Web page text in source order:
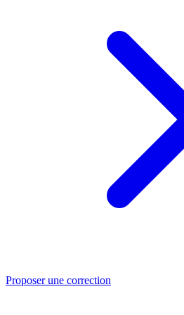
Proposer une correction